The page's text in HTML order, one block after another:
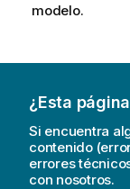
modelo.
¿Esta
Si encuentra
contenido
errores
con nosotros.